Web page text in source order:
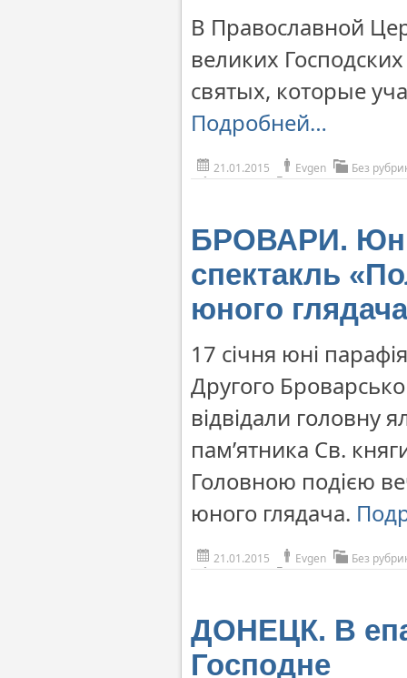
В Православной
великих
святых, которые
Подробней…
21.01.2015 Evgen Без
БРОВАРИ. Юні
спектакль
юного глядача
17 січня юні
Другого
відвідали головну
пам’ятника Св.
Головною подією
юного глядача.
21.01.2015 Evgen Без
ДОНЕЦК. В
Господне